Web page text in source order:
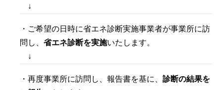
↓
・ご希望の日時に省エネ診断実施事業者が事業所に訪
問し、 省エネ診断を実施いたします。
↓
・再度事業所に訪問し、報告書を基に、 診断の結果を